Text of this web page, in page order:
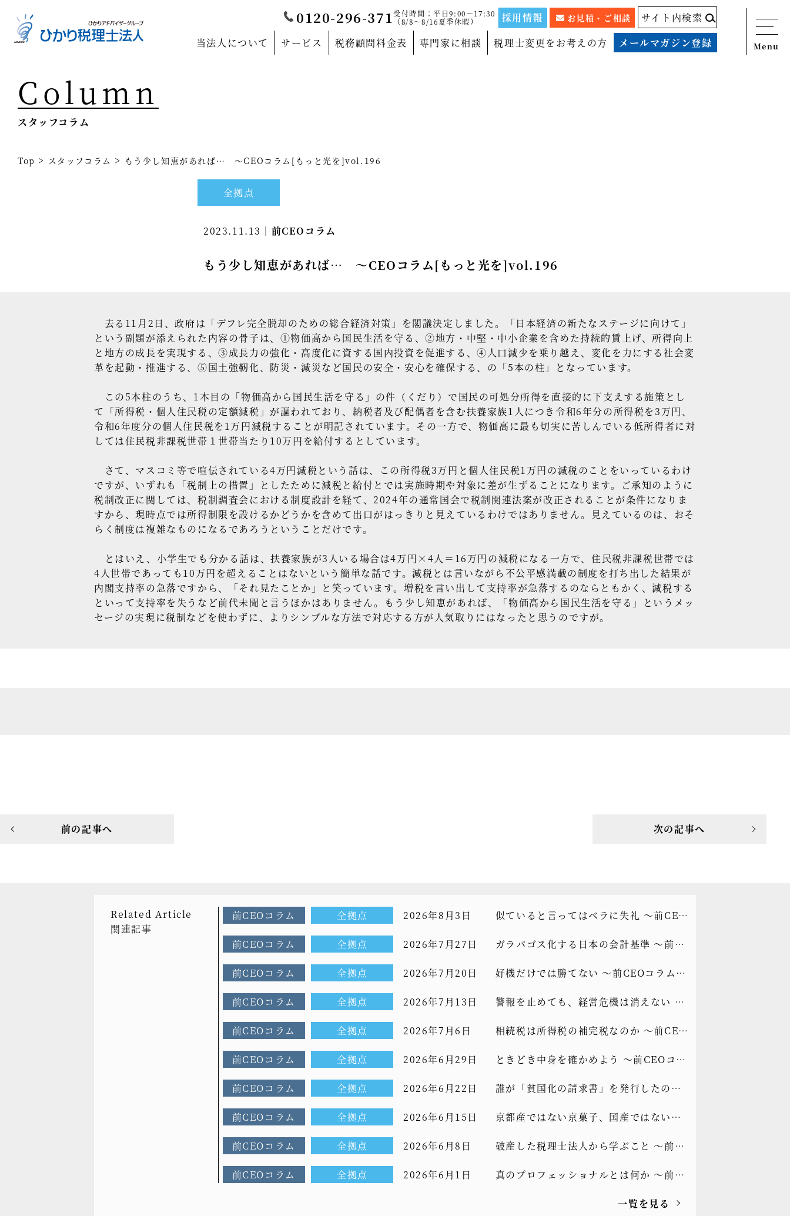
0120-296-371受付時間：平日9:00～17:30
（8/8～8/16夏季休暇）
採用情報 お見積・ご相談
サイト内検索
当法人について
サービス 税務顧問料金表 専門家に相談 税理士変更をお考えの方 メールマガジン登録 Menu
Top
経営コンサルティングの専門家
事業承継の専門家
税務調査の専門家
医療業界の専門家
採用情報
税理士変更をお考えの方
メールマガジン登録
お問合せ
Twitter
Column
スタッフコラム
Top > スタッフコラム > もう少し知恵があれば… ～CEOコラム[もっと光を]vol.196
全拠点
2023.11.13｜ 前CEOコラム
もう少し知恵があれば… ～CEOコラム[もっと光を]vol.196
去る11月2日、政府は「デフレ完全脱却のための総合経済対策」を閣議決定しました。「日本経済の新たなステージに向けて」
という副題が添えられた内容の骨子は、①物価高から国民生活を守る、②地方・中堅・中小企業を含めた持続的賃上げ、所得向上
と地方の成長を実現する、③成長力の強化・高度化に資する国内投資を促進する、④人口減少を乗り越え、変化を力にする社会変
革を起動・推進する、⑤国土強靭化、防災・減災など国民の安全・安心を確保する、の「5本の柱」となっています。
この5本柱のうち、1本目の「物価高から国民生活を守る」の件（くだり）で国民の可処分所得を直接的に下支えする施策とし
て「所得税・個人住民税の定額減税」が謳われており、納税者及び配偶者を含む扶養家族1人につき令和6年分の所得税を3万円、
令和6年度分の個人住民税を1万円減税することが明記されています。その一方で、物価高に最も切実に苦しんでいる低所得者に対
しては住民税非課税世帯１世帯当たり10万円を給付するとしています。
さて、マスコミ等で喧伝されている4万円減税という話は、この所得税3万円と個人住民税1万円の減税のことをいっているわけ
ですが、いずれも「税制上の措置」としたために減税と給付とでは実施時期や対象に差が生ずることになります。ご承知のように
税制改正に関しては、税制調査会における制度設計を経て、2024年の通常国会で税制関連法案が改正されることが条件になりま
すから、現時点では所得制限を設けるかどうかを含めて出口がはっきりと見えているわけではありません。見えているのは、おそ
らく制度は複雑なものになるであろうということだけです。
とはいえ、小学生でも分かる話は、扶養家族が3人いる場合は4万円×4人＝16万円の減税になる一方で、住民税非課税世帯では
4人世帯であっても10万円を超えることはないという簡単な話です。減税とは言いながら不公平感満載の制度を打ち出した結果が
内閣支持率の急落ですから、「それ見たことか」と笑っています。増税を言い出して支持率が急落するのならともかく、減税する
といって支持率を失うなど前代未聞と言うほかはありません。もう少し知恵があれば、「物価高から国民生活を守る」というメッ
セージの実現に税制などを使わずに、よりシンプルな方法で対応する方が人気取りにはなったと思うのですが。
前の記事へ 次の記事へ
Related Article
関連記事
前CEOコラム 全拠点 2026年8月3日
似ていると言ってはベラに失礼 ～前CEO
前CEOコラム
全拠点 2026年7月27日
ガラパゴス化する日本の会計基準 ～前
前CEOコラム
全拠点 2026年7月20日
好機だけでは勝てない ～前CEOコラム
前CEOコラム
全拠点 2026年7月13日
警報を止めても、経営危機は消えない ～
前CEOコラム
全拠点 2026年7月6日
相続税は所得税の補完税なのか ～前CEO
前CEOコラム
全拠点 2026年6月29日
ときどき中身を確かめよう ～前CEOコラ
前CEOコラム
全拠点 2026年6月22日
誰が「貧国化の請求書」を発行したのか
前CEOコラム
全拠点 2026年6月15日
京都産ではない京菓子、国産ではないト
を]vol.332
前CEOコラム 全拠点 2026年6月8日
破産した税理士法人から学ぶこと ～前
前CEOコラム
全拠点 2026年6月1日
真のプロフェッショナルとは何か ～前
一覧を見る